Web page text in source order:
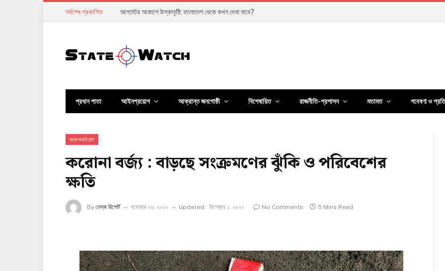
সর্বশেষ প্রকাশিত অর্থনীতি ঘুরে দাঁড়ানোর দাবি, কিন্তু সাধারণ মানুষের জীবন কতটা বদলেছে?
প্রধান পাতা আইনপ্রয়োগ আক্রান্ত জনগোষ্ঠী বিশেষায়িত রাজনীতি-প্রশাসন মতামত গবেষণা ও
করোনাভাইরাস
করোনা বর্জ্য : বাড়ছে সংক্রমণের ঝুঁকি ও পরিবেশের
ক্ষতি
By ডেস্ক রিপোর্ট নভেম্বর ২৩, ২০২০ Updated: ডিসেম্বর ১, ২০২০ No Comments 5 Mins Read